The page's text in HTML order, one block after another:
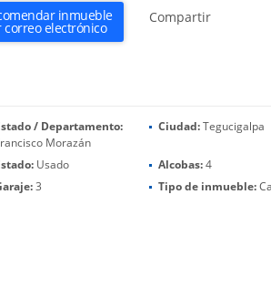
inmueble
correo electrónico
Compartir
/ Departamento:
Morazán
Ciudad:Tegucigalpa
Usado Alcobas:4
3 Tipo de inmueble: